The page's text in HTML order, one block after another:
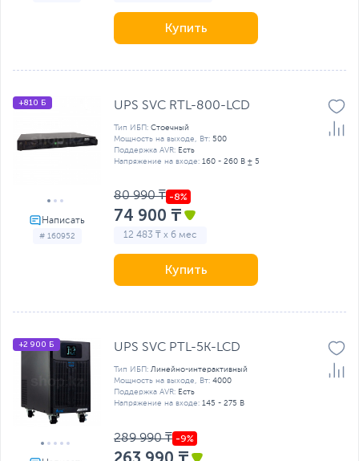
Купить
# 160952
+810 Б UPS SVC RTL-800-LCD
Тип ИБП: Стоечный
Мощность на выходе, Вт: 500
Поддержка AVR: Есть
Напряжение на входе: 160 - 260 В ± 5
80 990 ₸
74 900 ₸
12 483 ₸ x 6 мес
Купить
+2 900 Б UPS SVC PTL-5K-LCD
Тип ИБП: Линейно-интерактивный
Мощность на выходе, Вт: 4000
Поддержка AVR: Есть
Напряжение на входе: 145 - 275 В
289 990 ₸